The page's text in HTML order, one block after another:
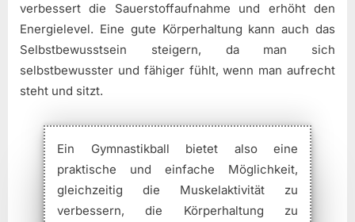
verbessert die Sauerstoffaufnahme und erhöht den
Energielevel. Eine gute Körperhaltung kann auch das
Selbstbewusstsein steigern, da man sich
selbstbewusster und fähiger fühlt, wenn man aufrecht
steht und sitzt.
Ein Gymnastikball bietet also eine
praktische und einfache Möglichkeit,
gleichzeitig die Muskelaktivität zu
verbessern, die Körperhaltung zu